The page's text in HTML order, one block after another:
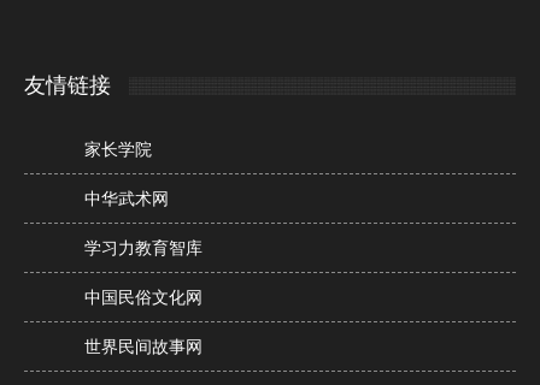
友情链接
家长学院
中华武术网
学习力教育智库
中国民俗文化网
世界民间故事网